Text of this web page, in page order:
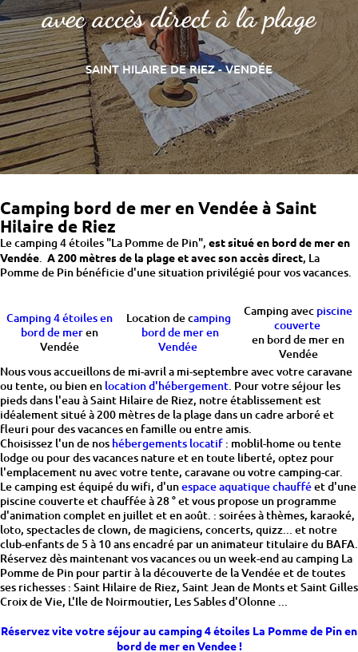
avec accès direct à la plage
SAINT HILAIRE DE RIEZ - VENDÉE
Camping bord de mer en Vendée à Saint
Hilaire de Riez
Le camping 4 étoiles "La Pomme de Pin", est situé en bord de mer en
Vendée. A 200 mètres de la plage et avec son accès direct, La
Pomme de Pin bénéficie d'une situation privilégié pour vos vacances.
Camping 4 étoiles en
bord de meren
Vendée
Location de camping
bord de mer en
Vendée
Camping avec piscine
couverte
en bord de mer en
Vendée
Nous vous accueillons de mi-avril a mi-septembre avec votre caravane
ou tente, ou bien en location d'hébergement. Pour votre séjour les
pieds dans l'eau à Saint Hilaire de Riez, notre établissement est
idéalement situé à 200 mètres de la plage dans un cadre arboré et
fleuri pour des vacances en famille ou entre amis.
Choisissez l'un de nos hébergements locatif: moblil-home ou tente
lodge ou pour des vacances nature et en toute liberté, optez pour
l'emplacement nu avec votre tente, caravane ou votre camping-car.
Le camping est équipé du wifi, d'unespace aquatique chaufféet d'une
piscine couverte et chauffée à 28 ° et vous propose un programme
d'animation complet en juillet et en août. : soirées à thèmes, karaoké,
loto, spectacles de clown, de magiciens, concerts, quizz... et notre
club-enfants de 5 à 10 ans encadré par un animateur titulaire du BAFA.
Réservez dès maintenant vos vacances ou un week-end au camping La
Pomme de Pin pour partir à la découverte de la Vendée et de toutes
ses richesses : Saint Hilaire de Riez, Saint Jean de Monts et Saint Gilles
Croix de Vie, L'Ile de Noirmoutier, Les Sables d'Olonne ...
Réservez vite votre séjour au camping 4 étoiles La Pomme de Pin en
bord de mer en Vendee !